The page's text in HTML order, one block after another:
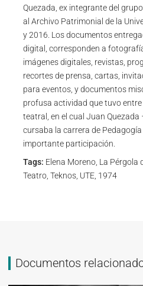
Quezada, ex integrante del
al Archivo Patrimonial de la
y 2016. Los documentos
digital, corresponden a
imágenes digitales, revistas,
recortes de prensa, cartas,
para eventos, y documentos
profusa actividad que tuvo
teatral, en el cual Juan
cursaba la carrera de
importante participación.
Tags: Elena Moreno, La Pérgola
Teatro, Teknos, UTE, 1974
Documentos